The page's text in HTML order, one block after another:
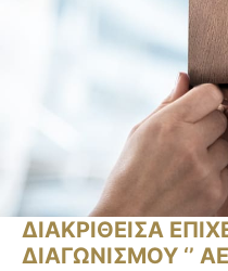
ΔΙΑΚΡΙΘΕΙΣΑ
ΔΙΑΓΩΝΙΣΜΟΥ ‘’